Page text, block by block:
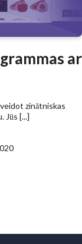
ar
zinātniskas
Jūs [...]